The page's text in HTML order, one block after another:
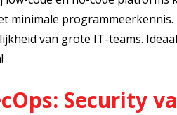
minimale
van grote IT-teams.
Security